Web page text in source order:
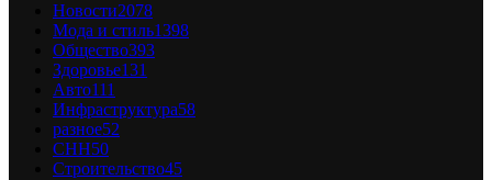
Новости2078
Мода и стиль1398
Общество393
Здоровье131
Авто111
Инфраструктура58
разное52
СНН50
Строительство45